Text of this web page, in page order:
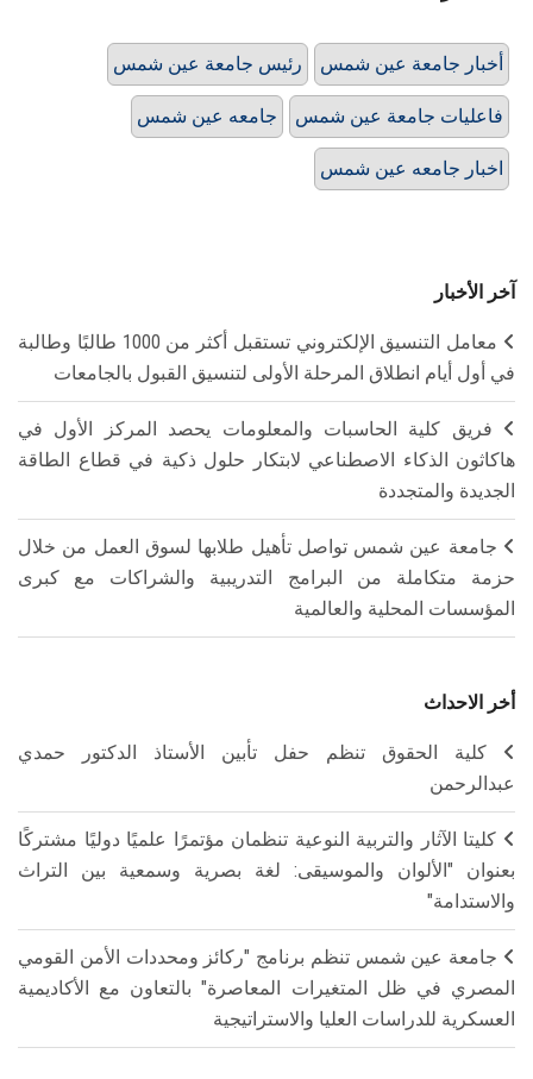
رئيس جامعة عين شمس أخبار جامعة عين شمس
جامعه عين شمس فاعليات جامعة عين شمس
اخبار جامعه عين شمس
آخر الأخبار
معامل التنسيق الإلكتروني تستقبل أكثر من 1000 طالبًا وطالبة
في أول أيام انطلاق المرحلة الأولى لتنسيق القبول بالجامعات
فريق كلية الحاسبات والمعلومات يحصد المركز الأول في
هاكاثون الذكاء الاصطناعي لابتكار حلول ذكية في قطاع الطاقة
الجديدة والمتجددة
جامعة عين شمس تواصل تأهيل طلابها لسوق العمل من خلال
حزمة متكاملة من البرامج التدريبية والشراكات مع كبرى
المؤسسات المحلية والعالمية
أخر الاحداث
كلية الحقوق تنظم حفل تأبين الأستاذ الدكتور حمدي
عبدالرحمن
كليتا الآثار والتربية النوعية تنظمان مؤتمرًا علميًا دوليًا مشتركًا
بعنوان "الألوان والموسيقى: لغة بصرية وسمعية بين التراث
والاستدامة"
جامعة عين شمس تنظم برنامج "ركائز ومحددات الأمن القومي
المصري في ظل المتغيرات المعاصرة" بالتعاون مع الأكاديمية
العسكرية للدراسات العليا والاستراتيجية